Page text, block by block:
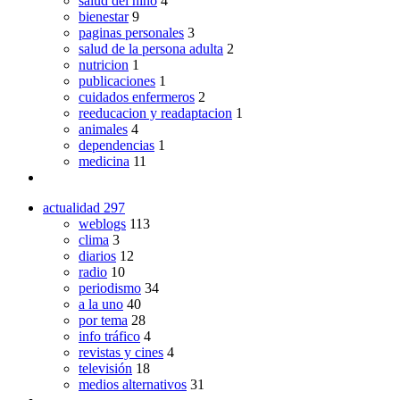
bienestar 9
paginas personales 3
salud de la persona adulta 2
nutricion 1
publicaciones 1
cuidados enfermeros 2
reeducacion y readaptacion 1
animales 4
dependencias 1
medicina 11
actualidad 297
weblogs 113
clima 3
diarios 12
radio 10
periodismo 34
a la uno 40
por tema 28
info tráfico 4
revistas y cines 4
televisión 18
medios alternativos 31